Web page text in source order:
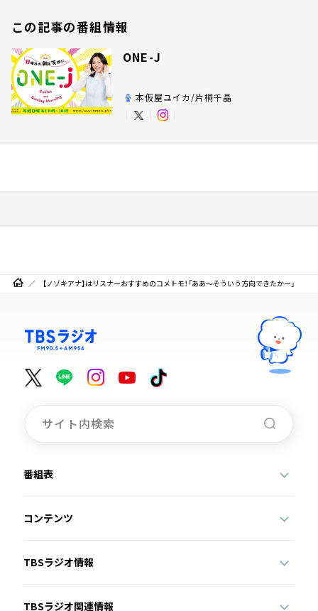
この記事の番組情報
ONE-J
本仮屋ユイカ/片桐千晶
【ノゾキアナ】はリスナーおすすめのコメトモ！「ああ～そういう方向できたかー」
番組表
コンテンツ
TBSラジオ情報
TBSラジオ関連情報